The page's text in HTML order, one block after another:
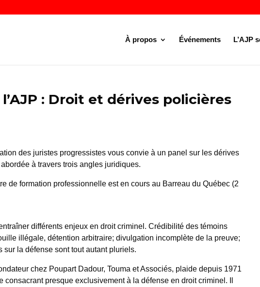
À propos Événements L’AJP
l’AJP : Droit et dérives policières
des juristes progressistes vous convie à un panel sur les dérives
à travers trois angles juridiques.
de formation professionnelle est en cours au Barreau du Québec (2
différents enjeux en droit criminel. Crédibilité des témoins
illégale, détention arbitraire; divulgation incomplète de la preuve;
sur la défense sont tout autant pluriels.
chez Poupart Dadour, Touma et Associés, plaide depuis 1971
presque exclusivement à la défense en droit criminel. Il